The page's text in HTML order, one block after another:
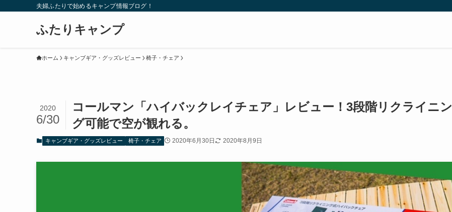
夫婦ふたりで始めるキャンプ情報ブログ！
ふたりキャンプ
ホーム キャンブギア・グッズレビュー 椅子・チェア
コールマン「ハイバックレイチェア」レビュー！3段階リクライニン
グ可能で空が観れる。
2020
6/30
キャンブギア・グッズレビュー 椅子・チェア 2020年6月30日 2020年8月9日